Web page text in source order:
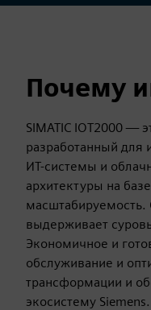
Почему
SIMATIC IOT2000 —
разработанный для
ИТ-системы и
архитектуры на
выдерживает
Экономичное и
обслуживание и
трансформации и
экосистему Siemens.